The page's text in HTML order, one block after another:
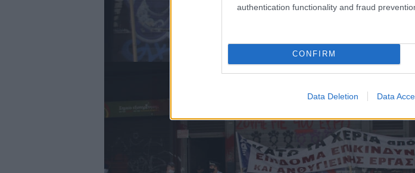
authentication functionality and fraud
CONFIRM
Data Deletion Data